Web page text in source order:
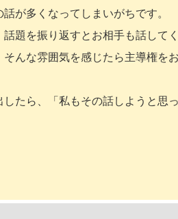
が多くなってしまいがちです。
題を振り返すとお相手も話して
んな雰囲気を感じたら主導権を
たら、「私もその話しようと思